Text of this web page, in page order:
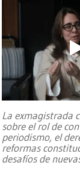
La exmagistrada
sobre el rol de
periodismo, el
reformas
desafíos de